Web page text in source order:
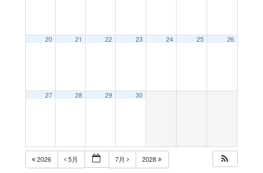
20 21 22 23 24 25 26
27 28 29 30
2026 5月 7月 2028